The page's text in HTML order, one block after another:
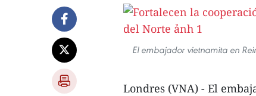
El embajador vietnamita en
Londres (VNA) - El